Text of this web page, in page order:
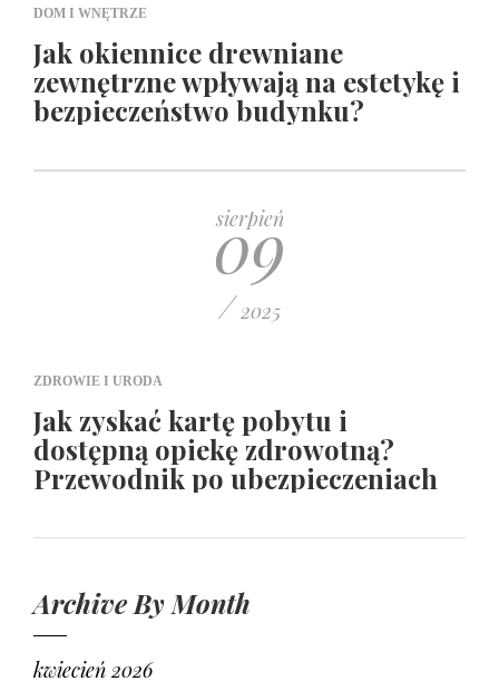
DOM I WNĘTRZE
Jak okiennice drewniane
zewnętrzne wpływają na estetykę i
bezpieczeństwo budynku?
sierpień
09
/ 2025
ZDROWIE I URODA
Jak zyskać kartę pobytu i
dostępną opiekę zdrowotną?
Przewodnik po ubezpieczeniach
Archive By Month
kwiecień 2026